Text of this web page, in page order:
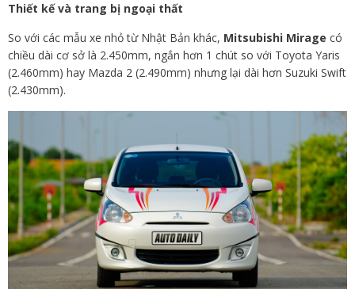
Thiết kế và trang bị ngoại thất
So với các mẫu xe nhỏ từ Nhật Bản khác, Mitsubishi Mirage có
chiều dài cơ sở là 2.450mm, ngắn hơn 1 chút so với Toyota Yaris
(2.460mm) hay Mazda 2 (2.490mm) nhưng lại dài hơn Suzuki Swift
(2.430mm).